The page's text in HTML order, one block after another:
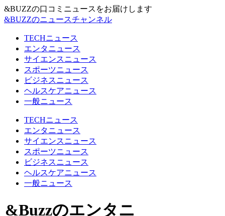
&BUZZの口コミニュースをお届けします
&BUZZのニュースチャンネル
TECHニュース
エンタニュース
サイエンスニュース
スポーツニュース
ビジネスニュース
ヘルスケアニュース
一般ニュース
TECHニュース
エンタニュース
サイエンスニュース
スポーツニュース
ビジネスニュース
ヘルスケアニュース
一般ニュース
&Buzzのエンタニ